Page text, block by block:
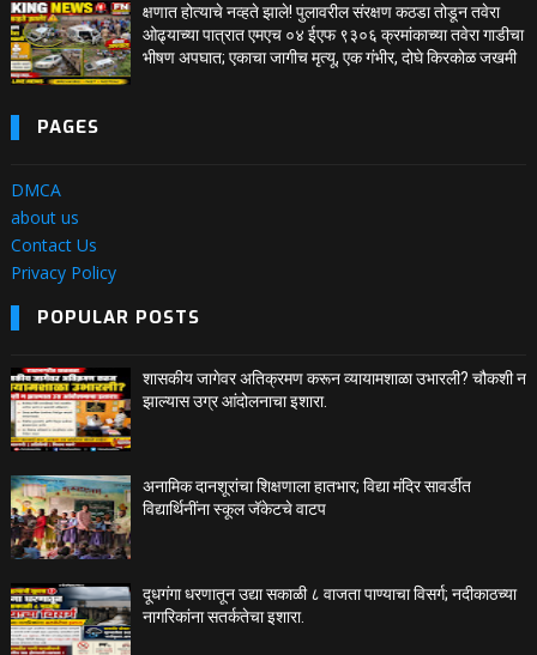
क्षणात होत्याचे नव्हते झाले! पुलावरील संरक्षण कठडा तोडून तवेरा
ओढ्याच्या पात्रात एमएच ०४ ईएफ ९३०६ क्रमांकाच्या तवेरा गाडीचा
भीषण अपघात; एकाचा जागीच मृत्यू, एक गंभीर, दोघे किरकोळ जखमी
PAGES
DMCA
about us
Contact Us
Privacy Policy
POPULAR POSTS
शासकीय जागेवर अतिक्रमण करून व्यायामशाळा उभारली? चौकशी न
झाल्यास उग्र आंदोलनाचा इशारा.
अनामिक दानशूरांचा शिक्षणाला हातभार; विद्या मंदिर सावर्डीत
विद्यार्थिनींना स्कूल जॅकेटचे वाटप
दूधगंगा धरणातून उद्या सकाळी ८ वाजता पाण्याचा विसर्ग; नदीकाठच्या
नागरिकांना सतर्कतेचा इशारा.